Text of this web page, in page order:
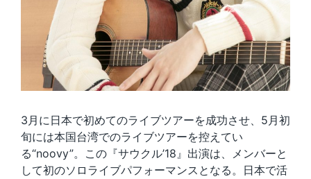
3月に日本で初めてのライブツアーを成功させ、5月初
旬には本国台湾でのライブツアーを控えてい
る“noovy”。この『サウクル’18』出演は、メンバーと
して初のソロライブパフォーマンスとなる。日本で活